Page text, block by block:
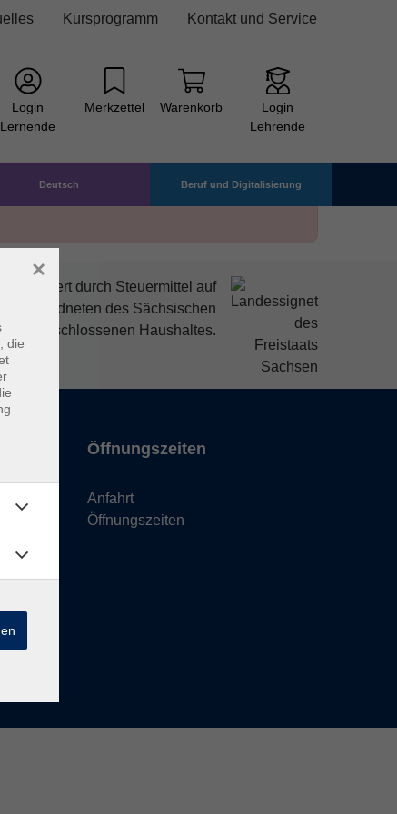
Kursprogramm Kontakt und Service
Login
Lernende
Merkzettel Warenkorb
Login
Lehrende
Deutsch Beruf und Digitalisierung
durch Steuermittel auf
Abgeordneten des Sächsischen
beschlossenen Haushaltes.
Öffnungszeiten
Anfahrt
Öffnungszeiten
die
×